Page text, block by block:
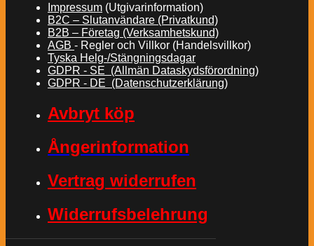
Impressum (Utgivarinformation)
B2C – Slutanvändare (Privatkund)
B2B – Företag (Verksamhetskund)
AGB - Regler och Villkor (Handelsvillkor)
Tyska Helg-/Stängningsdagar
GDPR - SE (Allmän Dataskydsförordning)
GDPR - DE (Datenschutzerklärung)
Avbryt köp
Ångerinformation
Vertrag widerrufen
Widerrufsbelehrung